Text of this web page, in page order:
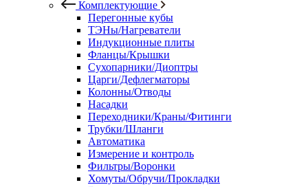
Комплектующие
Перегонные кубы
ТЭНы/Нагреватели
Индукционные плиты
Фланцы/Крышки
Сухопарники/Диоптры
Царги/Дефлегматоры
Колонны/Отводы
Насадки
Переходники/Краны/Фитинги
Трубки/Шланги
Автоматика
Измерение и контроль
Фильтры/Воронки
Хомуты/Обручи/Прокладки